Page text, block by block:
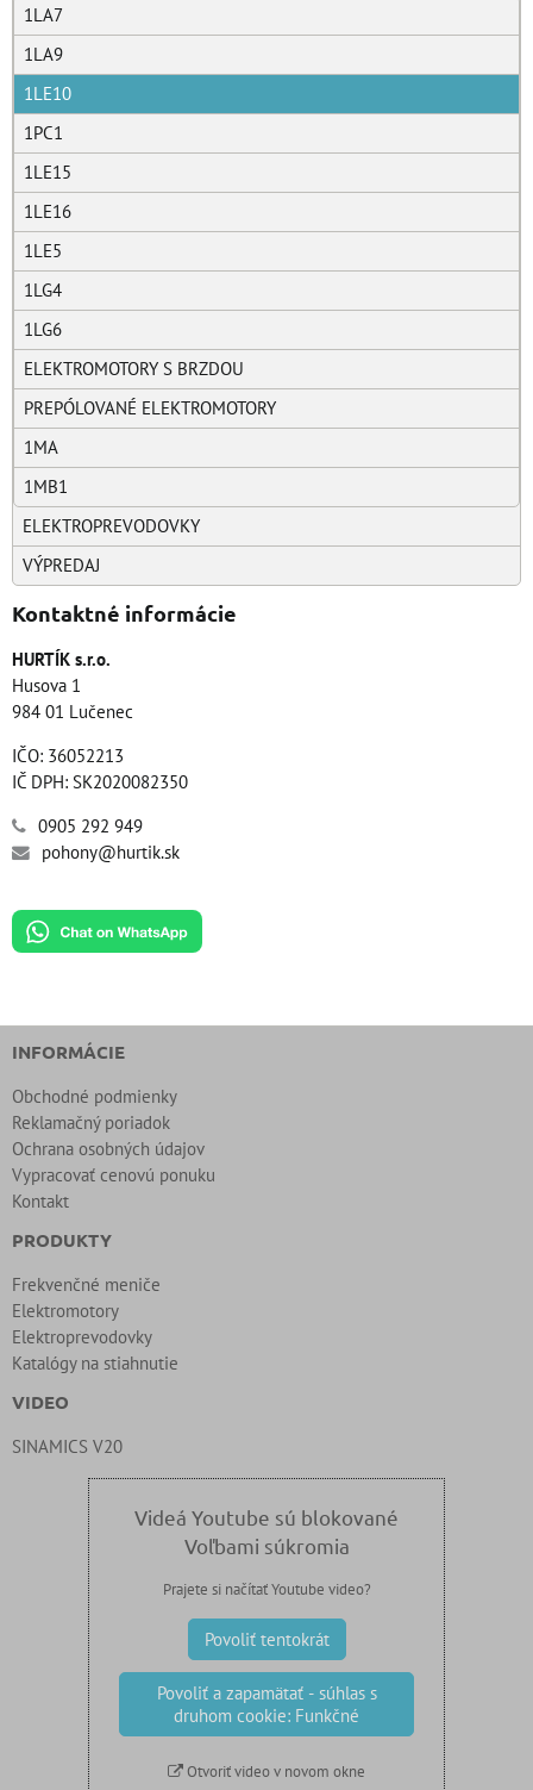
1LA7
1LA9
1LE10
1PC1
1LE15
1LE16
1LE5
1LG4
1LG6
ELEKTROMOTORY S BRZDOU
PREPÓLOVANÉ ELEKTROMOTORY
1MA
1MB1
ELEKTROPREVODOVKY
VÝPREDAJ
Kontaktné informácie
HURTÍK s.r.o.
Husova 1
984 01 Lučenec
IČO: 36052213
IČ DPH: SK2020082350
0905 292 949
pohony@hurtik.sk
INFORMÁCIE
Obchodné podmienky
Reklamačný poriadok
Ochrana osobných údajov
Vypracovať cenovú ponuku
Kontakt
PRODUKTY
Frekvenčné meniče
Elektromotory
Elektroprevodovky
Katalógy na stiahnutie
VIDEO
SINAMICS V20
Videá Youtube sú blokované
Voľbami súkromia
Prajete si načítať Youtube video?
Povoliť tentokrát
Povoliť a zapamätať - súhlas s
druhom cookie: Funkčné
Otvoriť video v novom okne